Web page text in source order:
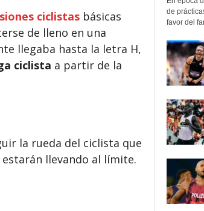
ciclistasbásicas
de lleno en una
llegaba hasta la letra H,
ciclista a partir de la
la rueda del ciclista que
llevando al límite.
de
favor del